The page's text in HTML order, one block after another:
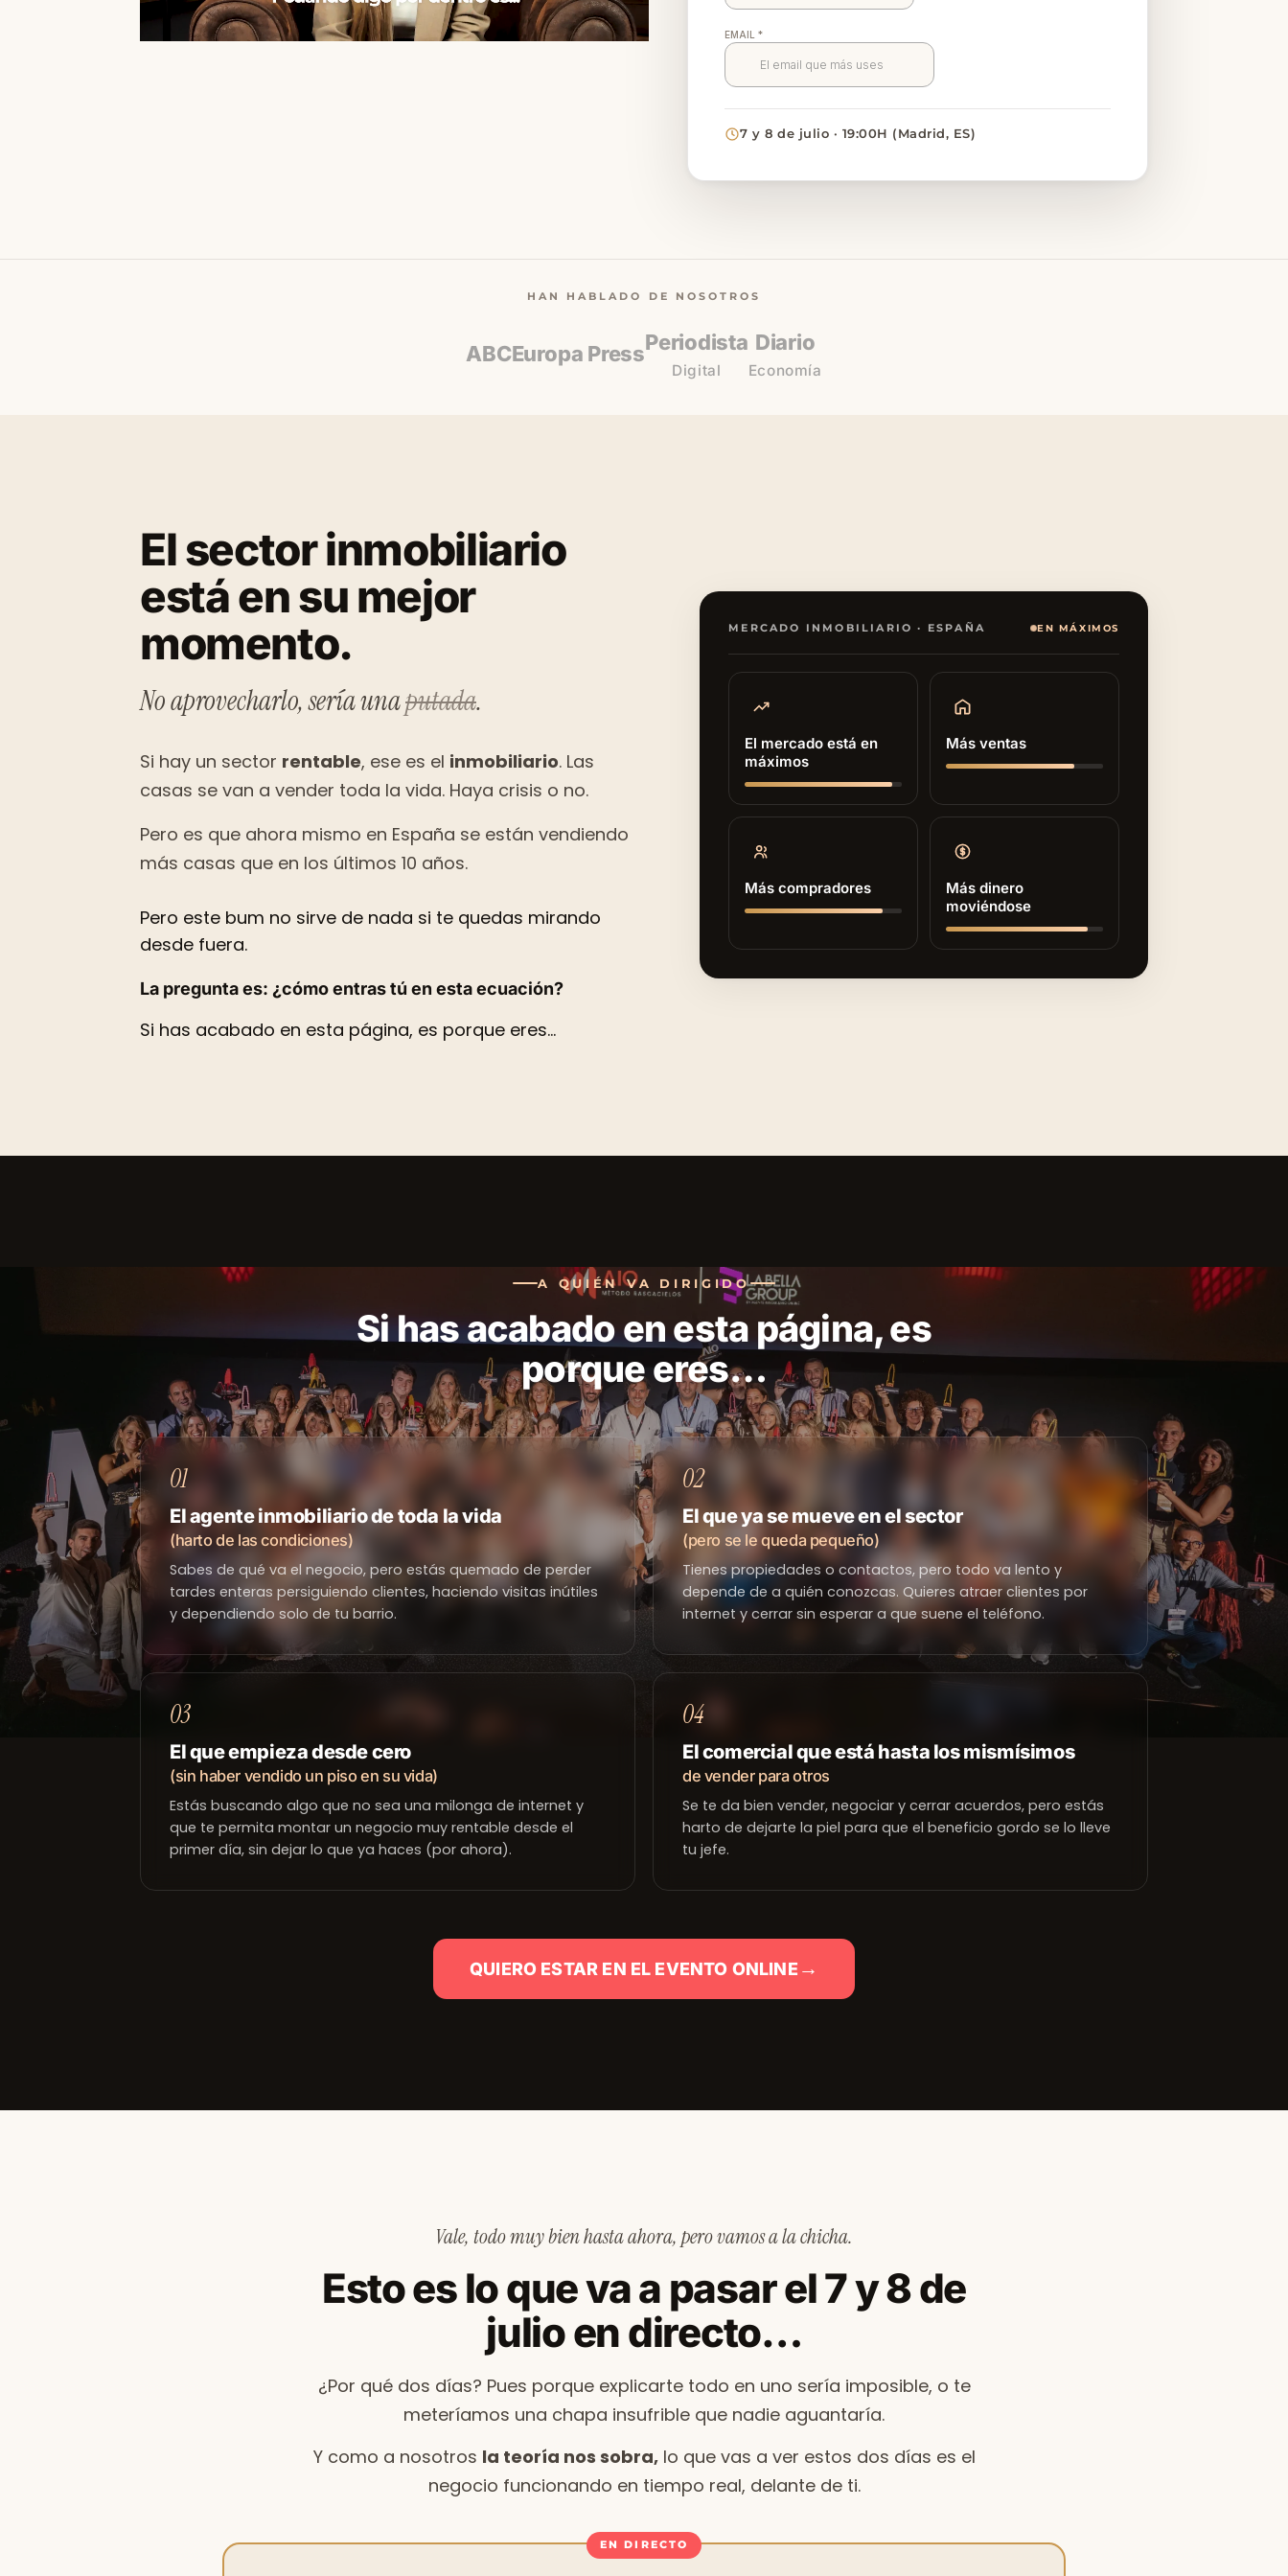
7 y 8 de julio · 19:00H (Madrid, ES)
HAN HABLADO DE NOSOTROS
ABCEuropa PressPeriodista
Digital
Diario
Economía
El sector inmobiliario
está en su mejor
momento.
No aprovecharlo, sería unaputada.
Si hay un sector rentable, ese es el inmobiliario. Las
casas se van a vender toda la vida. Haya crisis o no.
Pero es que ahora mismo en España se están vendiendo
más casas que en los últimos 10 años.
Pero este bum no sirve de nada si te quedas mirando
desde fuera.
La pregunta es: ¿cómo entras tú en esta ecuación?
Si has acabado en esta página, es porque eres…
MERCADO INMOBILIARIO · ESPAÑA EN MÁXIMOS
El mercado está en
máximos
Más ventas
Más compradores
Más dinero
moviéndose
A QUIÉN VA DIRIGIDO
Si has acabado en esta página, es
porque eres…
01
El agente inmobiliario de toda la vida
(harto de las condiciones)
Sabes de qué va el negocio, pero estás quemado de perder
tardes enteras persiguiendo clientes, haciendo visitas inútiles
y dependiendo solo de tu barrio.
02
El que ya se mueve en el sector
(pero se le queda pequeño)
Tienes propiedades o contactos, pero todo va lento y
depende de a quién conozcas. Quieres atraer clientes por
internet y cerrar sin esperar a que suene el teléfono.
03
El que empieza desde cero
(sin haber vendido un piso en su vida)
Estás buscando algo que no sea una milonga de internet y
que te permita montar un negocio muy rentable desde el
primer día, sin dejar lo que ya haces (por ahora).
04
El comercial que está hasta los mismísimos
de vender para otros
Se te da bien vender, negociar y cerrar acuerdos, pero estás
harto de dejarte la piel para que el beneficio gordo se lo lleve
tu jefe.
QUIERO ESTAR EN EL EVENTO ONLINE →
Vale, todo muy bien hasta ahora, pero vamos a la chicha.
Esto es lo que va a pasar el 7 y 8 de
julio en directo…
¿Por qué dos días? Pues porque explicarte todo en uno sería imposible, o te
meteríamos una chapa insufrible que nadie aguantaría.
Y como a nosotros la teoría nos sobra,lo que vas a ver estos dos días es el
negocio funcionando en tiempo real, delante de ti.